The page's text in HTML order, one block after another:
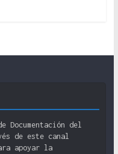
Documentación del
de este canal
apoyar la